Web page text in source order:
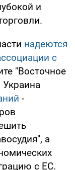
и
надеются
с
"Восточное
Украина
-
а
с ЕС.